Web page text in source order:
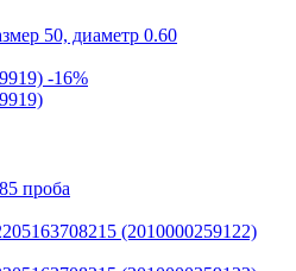
50, диаметр 0.60
-16%
проба